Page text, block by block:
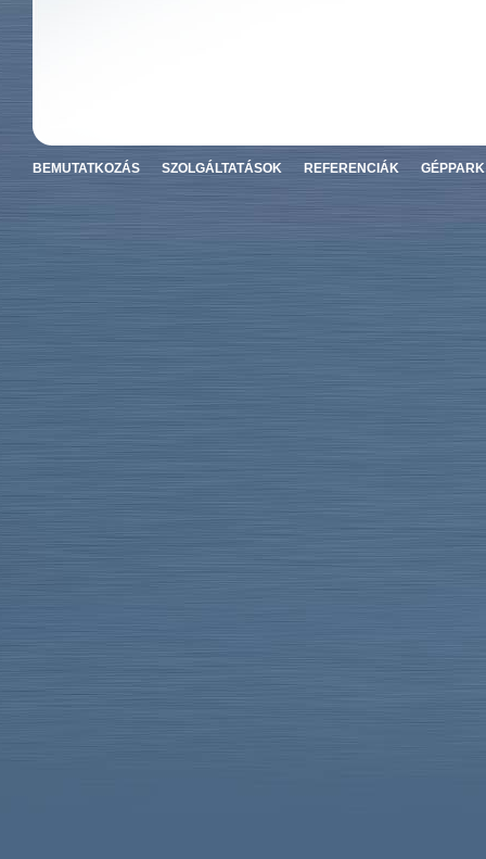
BEMUTATKOZÁS SZOLGÁLTATÁSOK REFERENCIÁK GÉPPARK